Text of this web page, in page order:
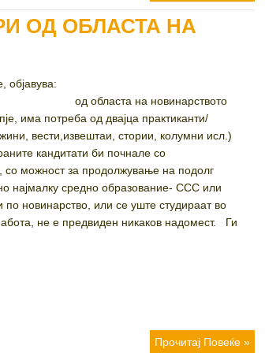
ОД ОБЛАСТА НА
МАКЕДОНИЈА Скопје, објавува:
областа на новинарството
има потреба од двајца практиканти/
вести,извештаи, стории, колумни исл.)
кандитати би почнале со
со можност за продолжување на подолг
најмалку средно образование- ССС или
новинарство, или се уште студираат во
не е предвиден никаков надомест. Ги
Прочитај Повеќе »